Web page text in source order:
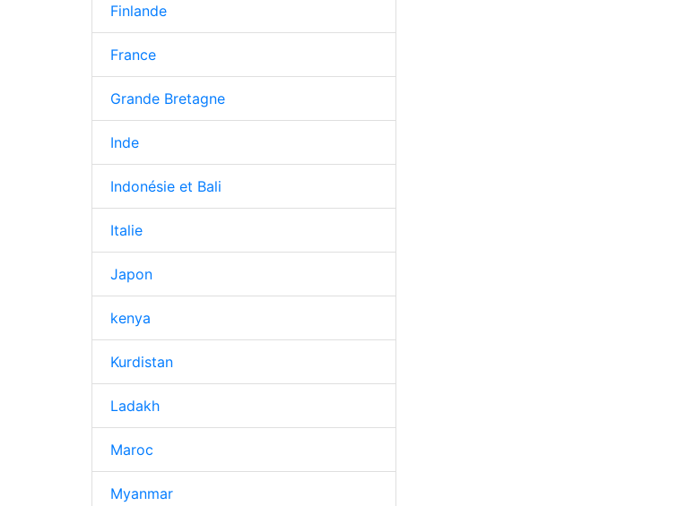
Finlande
France
Grande Bretagne
Inde
Indonésie et Bali
Italie
Japon
kenya
Kurdistan
Ladakh
Maroc
Myanmar